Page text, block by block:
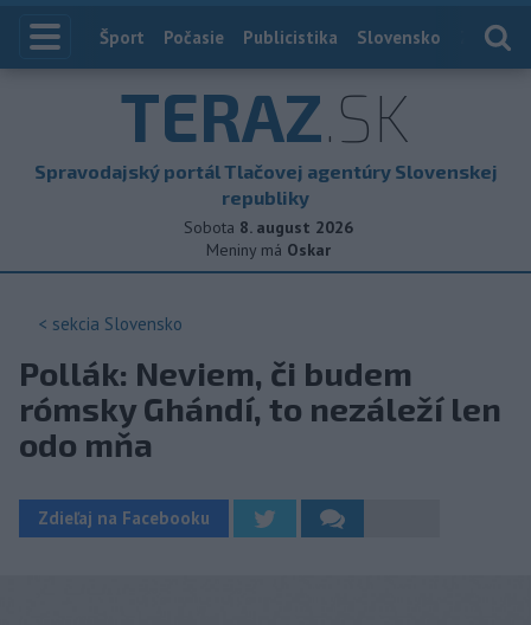
Index
Šport Počasie Publicistika Slovensko
TERAZ.SK
Spravodajský portál Tlačovej agentúry Slovenskej
republiky
Sobota 8. august 2026
Meniny má Oskar
< sekcia Slovensko
Pollák: Neviem, či budem
rómsky Ghándí, to nezáleží len
odo mňa
Zdieľaj na Facebooku